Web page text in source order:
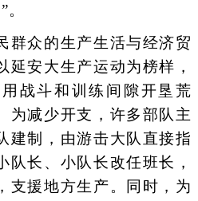
众的生产生活与经济贸
延安大生产运动为榜样，
战斗和训练间隙开垦荒
为减少开支，许多部队主
建制，由游击大队直接指
队长、小队长改任班长，
支援地方生产。同时，为